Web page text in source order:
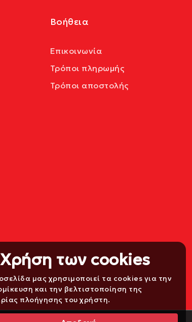
των cookies
μας χρησιμοποιεί τα cookies για την
και την βελτιστοποίηση της
πλοήγησης του χρήστη.
Βοήθεια
Επικοινωνία
Τρόποι πληρωμής
Τρόποι αποστολής